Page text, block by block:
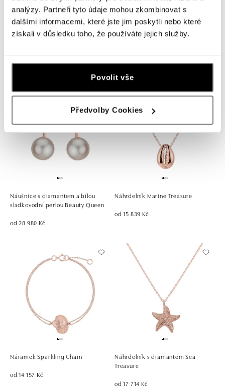
analýzy. Partneři tyto údaje mohou zkombinovat s
dalšími informacemi, které jste jim poskytli nebo které
získali v důsledku toho, že používáte jejich služby.
Povolit vše
Předvolby Cookies
Luxury Clam
Dámský náramek se šňůrkou Luxury
od 9 656 Kč
Náušnice s diamantem a bílou
sladkovodní perlou Beauty Queen
od 28 980 Kč
Náhrdelník Marine Treasure
od 15 839 Kč
Náramek Sparkling Chain
od 14 157 Kč
Náhrdelník s diamantem Sea
Treasure
od 17 714 Kč